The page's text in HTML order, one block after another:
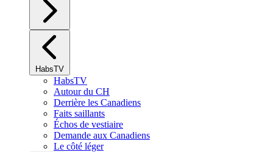
HabsTV
HabsTV
Autour du CH
Derrière les Canadiens
Faits saillants
Échos de vestiaire
Demande aux Canadiens
Le côté léger